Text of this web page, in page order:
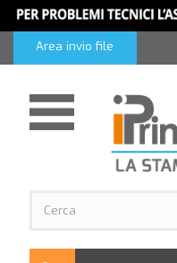
Area invio file